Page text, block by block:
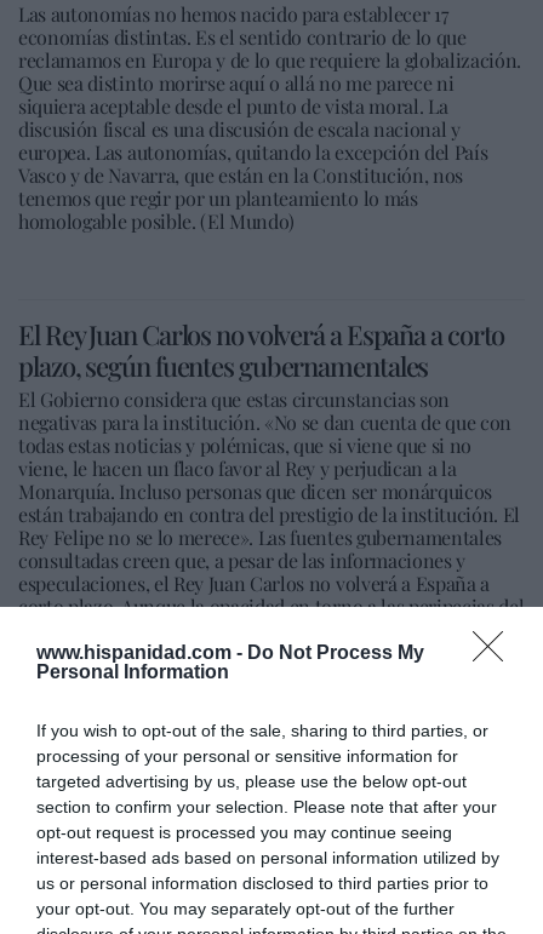
www.hispanidad.com - Do Not Process My
Personal Information
If you wish to opt-out of the sale, sharing to third parties, or
processing of your personal or sensitive information for
targeted advertising by us, please use the below opt-out
section to confirm your selection. Please note that after your
opt-out request is processed you may continue seeing
interest-based ads based on personal information utilized by
us or personal information disclosed to third parties prior to
your opt-out. You may separately opt-out of the further
Las autonomías no hemos nacido para establecer 17
economías distintas. Es el sentido contrario de lo que
reclamamos en Europa y de lo que requiere la globalización.
Que sea distinto morirse aquí o allá no me parece ni
siquiera aceptable desde el punto de vista moral. La
discusión fiscal es una discusión de escala nacional y
europea. Las autonomías, quitando la excepción del País
Vasco y de Navarra, que están en la Constitución, nos
tenemos que regir por un planteamiento lo más
homologable posible. (El Mundo)
El Rey Juan Carlos no volverá a España a corto
plazo, según fuentes gubernamentales
El Gobierno considera que estas circunstancias son
negativas para la institución. «No se dan cuenta de que con
todas estas noticias y polémicas, que si viene que si no
viene, le hacen un flaco favor al Rey y perjudican a la
Monarquía. Incluso personas que dicen ser monárquicos
están trabajando en contra del prestigio de la institución. El
Rey Felipe no se lo merece». Las fuentes gubernamentales
consultadas creen que, a pesar de las informaciones y
especulaciones, el Rey Juan Carlos no volverá a España a
corto plazo. Aunque la opacidad en torno a las peripecias del
expatriado de Abu Dabi es absoluta, tanto en Moncloa como
en Zarzuela. (El Mundo)
Narcís Serra pagó la investigación contra
Mario Conde con sobres de siete millones de
pesetas
La documentación interna de la Guardia Civil en 1993 detalla
que un agente recogía el dinero en la Vicepresidencia del
Gobierno y se lo entregaba a Roldán (ABC)